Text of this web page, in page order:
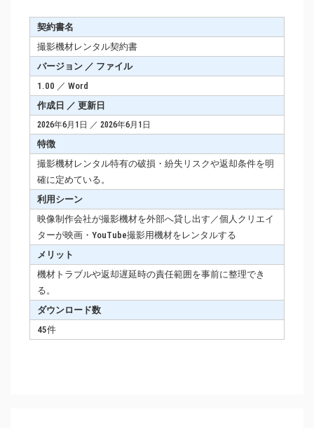
契約書名
撮影機材レンタル契約書
バージョン ／ ファイル
1.00 ／ Word
作成日 ／ 更新日
2026年6月1日 ／ 2026年6月1日
特徴
撮影機材レンタル特有の破損・紛失リスクや返却条件を明
確に定めている。
利用シーン
映像制作会社が撮影機材を外部へ貸し出す／個人クリエイ
ターが映画・YouTube撮影用機材をレンタルする
メリット
機材トラブルや返却遅延時の責任範囲を事前に整理でき
る。
ダウンロード数
45件